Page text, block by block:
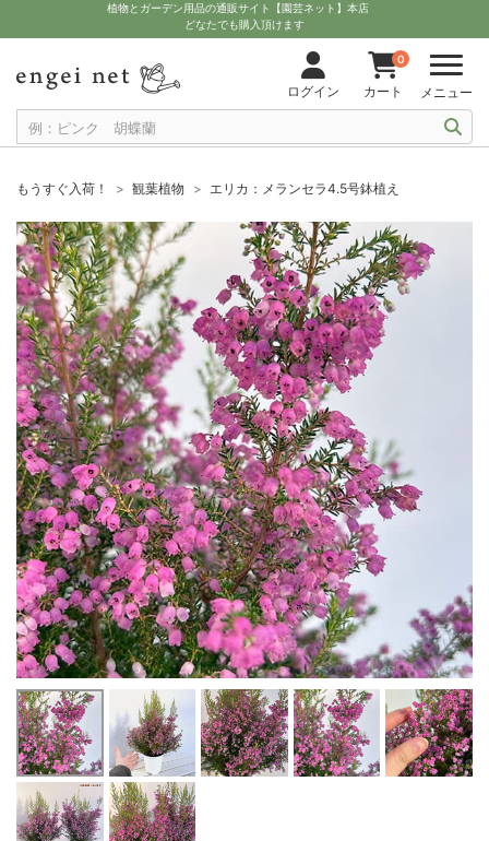
植物とガーデン用品の通販サイト【園芸ネット】本店
どなたでも購入頂けます
ログイン
0
カート メニュー
もうすぐ入荷！ 観葉植物 エリカ：メランセラ4.5号鉢植え